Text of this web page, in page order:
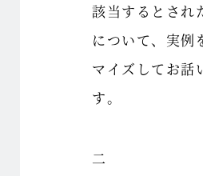
該当するとされ
について、実例
マイズしてお話
す。
二